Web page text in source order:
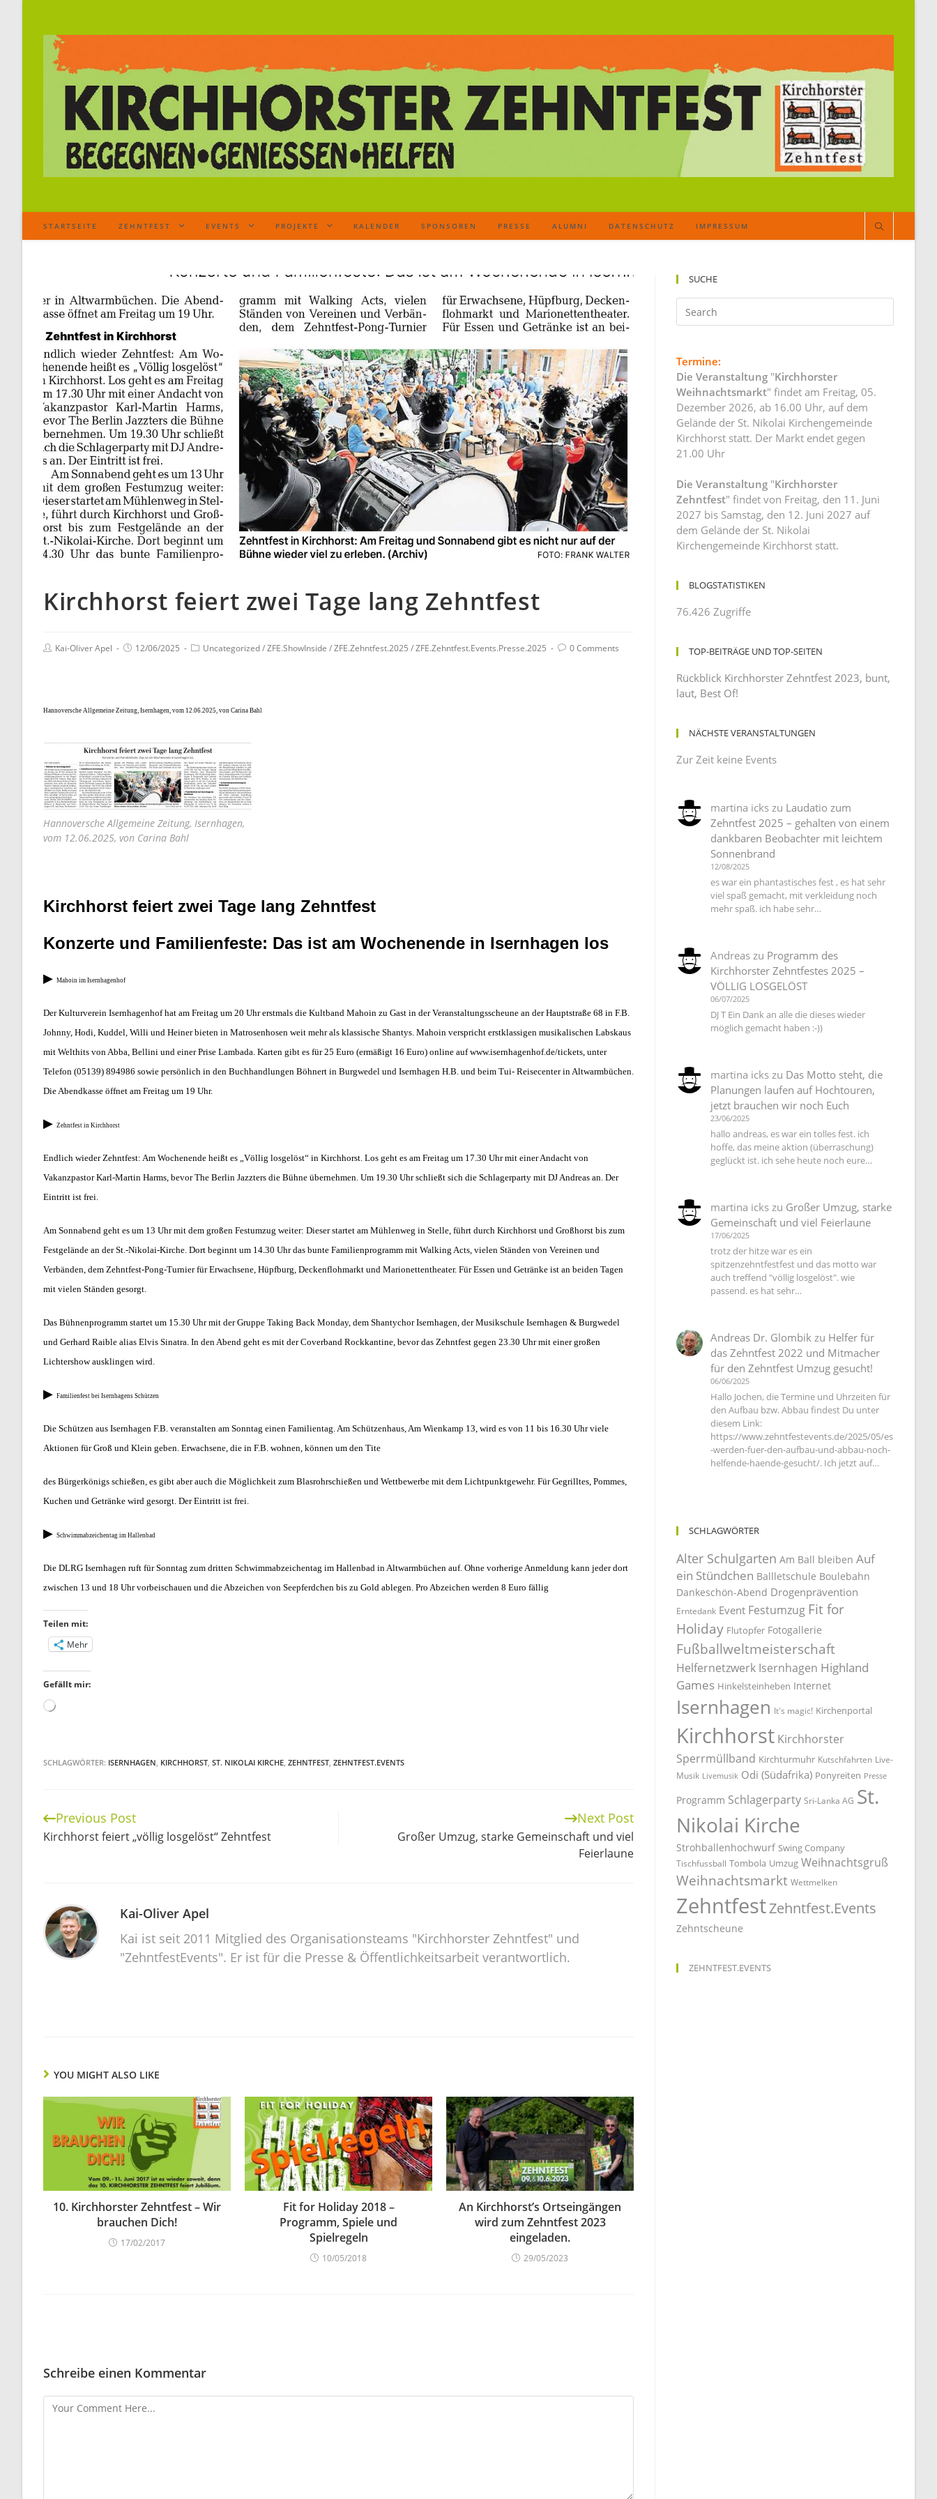
STARTSEITE ZEHNTFEST EVENTS PROJEKTE KALENDER SPONSOREN PRESSE ALUMNI DATENSCHUTZ IMPRESSUM
Kirchhorst feiert zwei Tage lang Zehntfest
Kai-Oliver Apel 12/06/2025 Uncategorized/ZFE.ShowInside /ZFE.Zehntfest.2025 /ZFE.Zehntfest.Events.Presse.2025 0 Comments
Hannoversche Allgemeine Zeitung, Isernhagen, vom 12.06.2025, von Carina Bahl
Hannoversche Allgemeine Zeitung, Isernhagen,
vom 12.06.2025, von Carina Bahl
Kirchhorst feiert zwei Tage lang Zehntfest
Konzerte und Familienfeste: Das ist am Wochenende in Isernhagen los
▶ Mahoin im Isernhagenhof
Der Kulturverein Isernhagenhof hat am Freitag um 20 Uhr erstmals die Kultband Mahoin zu Gast in der Veranstaltungsscheune an der Hauptstraße 68 in F.B.
Johnny, Hodi, Kuddel, Willi und Heiner bieten in Matrosenhosen weit mehr als klassische Shantys. Mahoin verspricht erstklassigen musikalischen Labskaus
mit Welthits von Abba, Bellini und einer Prise Lambada. Karten gibt es für 25 Euro (ermäßigt 16 Euro) online auf www.isernhagenhof.de/tickets, unter
Telefon (05139) 894986 sowie persönlich in den Buchhandlungen Böhnert in Burgwedel und Isernhagen H.B. und beim Tui- Reisecenter in Altwarmbüchen.
Die Abendkasse öffnet am Freitag um 19 Uhr.
▶ Zehntfest in Kirchhorst
Endlich wieder Zehntfest: Am Wochenende heißt es „Völlig losgelöst“ in Kirchhorst. Los geht es am Freitag um 17.30 Uhr mit einer Andacht von
Vakanzpastor Karl-Martin Harms, bevor The Berlin Jazzters die Bühne übernehmen. Um 19.30 Uhr schließt sich die Schlagerparty mit DJ Andreas an. Der
Eintritt ist frei.
Am Sonnabend geht es um 13 Uhr mit dem großen Festumzug weiter: Dieser startet am Mühlenweg in Stelle, führt durch Kirchhorst und Großhorst bis zum
Festgelände an der St.-Nikolai-Kirche. Dort beginnt um 14.30 Uhr das bunte Familienprogramm mit Walking Acts, vielen Ständen von Vereinen und
Verbänden, dem Zehntfest-Pong-Turnier für Erwachsene, Hüpfburg, Deckenflohmarkt und Marionettentheater. Für Essen und Getränke ist an beiden Tagen
mit vielen Ständen gesorgt.
Das Bühnenprogramm startet um 15.30 Uhr mit der Gruppe Taking Back Monday, dem Shantychor Isernhagen, der Musikschule Isernhagen & Burgwedel
und Gerhard Raible alias Elvis Sinatra. In den Abend geht es mit der Coverband Rockkantine, bevor das Zehntfest gegen 23.30 Uhr mit einer großen
Lichtershow ausklingen wird.
▶ Familienfest bei Isernhagens Schützen
Die Schützen aus Isernhagen F.B. veranstalten am Sonntag einen Familientag. Am Schützenhaus, Am Wienkamp 13, wird es von 11 bis 16.30 Uhr viele
Aktionen für Groß und Klein geben. Erwachsene, die in F.B. wohnen, können um den Tite
des Bürgerkönigs schießen, es gibt aber auch die Möglichkeit zum Blasrohrschießen und Wettbewerbe mit dem Lichtpunktgewehr. Für Gegrilltes, Pommes,
Kuchen und Getränke wird gesorgt. Der Eintritt ist frei.
▶ Schwimmabzeichentag im Hallenbad
Die DLRG Isernhagen ruft für Sonntag zum dritten Schwimmabzeichentag im Hallenbad in Altwarmbüchen auf. Ohne vorherige Anmeldung kann jeder dort
zwischen 13 und 18 Uhr vorbeischauen und die Abzeichen von Seepferdchen bis zu Gold ablegen. Pro Abzeichen werden 8 Euro fällig
Teilen mit:
Mehr
Gefällt mir:
Wird
SCHLAGWÖRTER: ISERNHAGEN, KIRCHHORST, ST. NIKOLAI KIRCHE, ZEHNTFEST, ZEHNTFEST.EVENTS
Continue
Reading
Previous Post
Kirchhorst feiert „völlig losgelöst“ Zehntfest
Next Post
Großer Umzug, starke Gemeinschaft und viel
Feierlaune
Kai-Oliver Apel
Kai ist seit 2011 Mitglied des Organisationsteams "Kirchhorster Zehntfest" und
"ZehntfestEvents". Er ist für die Presse & Öffentlichkeitsarbeit verantwortlich.
YOU MIGHT ALSO LIKE
10. Kirchhorster Zehntfest – Wir
brauchen Dich!
17/02/2017
Fit for Holiday 2018 –
Programm, Spiele und
Spielregeln
10/05/2018
An Kirchhorst’s Ortseingängen
wird zum Zehntfest 2023
eingeladen.
29/05/2023
Schreibe einen Kommentar
SUCHE
Termine:
Die Veranstaltung "Kirchhorster
Weihnachtsmarkt" findet am Freitag, 05.
Dezember 2026, ab 16.00 Uhr, auf dem
Gelände der St. Nikolai Kirchengemeinde
Kirchhorst statt. Der Markt endet gegen
21.00 Uhr
Die Veranstaltung "Kirchhorster
Zehntfest" findet von Freitag, den 11. Juni
2027 bis Samstag, den 12. Juni 2027 auf
dem Gelände der St. Nikolai
Kirchengemeinde Kirchhorst statt.
BLOGSTATISTIKEN
76.426 Zugriffe
TOP-BEITRÄGE UND TOP-SEITEN
Rückblick Kirchhorster Zehntfest 2023, bunt,
laut, Best Of!
NÄCHSTE VERANSTALTUNGEN
Zur Zeit keine Events
martina icks zu Laudatio zum
Zehntfest 2025 – gehalten von einem
dankbaren Beobachter mit leichtem
Sonnenbrand
12/08/2025
es war ein phantastisches fest , es hat sehr
viel spaß gemacht, mit verkleidung noch
mehr spaß. ich habe sehr…
Andreas zu Programm des
Kirchhorster Zehntfestes 2025 –
VÖLLIG LOSGELÖST
06/07/2025
DJ T Ein Dank an alle die dieses wieder
möglich gemacht haben :-))
martina icks zu Das Motto steht, die
Planungen laufen auf Hochtouren,
jetzt brauchen wir noch Euch
23/06/2025
hallo andreas, es war ein tolles fest. ich
hoffe, das meine aktion (überraschung)
geglückt ist. ich sehe heute noch eure…
martina icks zu Großer Umzug, starke
Gemeinschaft und viel Feierlaune
17/06/2025
trotz der hitze war es ein
spitzenzehntfestfest und das motto war
auch treffend "völlig losgelöst". wie
passend. es hat sehr…
Andreas Dr. Glombik zu Helfer für
das Zehntfest 2022 und Mitmacher
für den Zehntfest Umzug gesucht!
06/06/2025
Hallo Jochen, die Termine und Uhrzeiten für
den Aufbau bzw. Abbau findest Du unter
diesem Link:
https://www.zehntfestevents.de/2025/05/es
-werden-fuer-den-aufbau-und-abbau-noch-
helfende-haende-gesucht/. Ich jetzt auf…
SCHLAGWÖRTER
Alter Schulgarten Am Ball bleiben Auf
ein Stündchen Ballletschule Boulebahn
Dankeschön-Abend Drogenprävention
Erntedank Event Festumzug Fit for
Holiday Flutopfer Fotogallerie
Fußballweltmeisterschaft
Helfernetzwerk Isernhagen Highland
Games Hinkelsteinheben Internet
Isernhagen It's magic! Kirchenportal
Kirchhorst Kirchhorster
Sperrmüllband Kirchturmuhr Kutschfahrten Live-
Musik Livemusik Odi (Südafrika) Ponyreiten Presse
Programm Schlagerparty Sri-Lanka AG St.
Nikolai Kirche
Strohballenhochwurf Swing Company
Tischfussball Tombola Umzug Weihnachtsgruß
Weihnachtsmarkt Wettmelken
ZehntfestZehntfest.Events
Zehntscheune
ZEHNTFEST.EVENTS